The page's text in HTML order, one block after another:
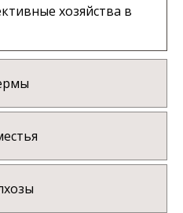
хозяйства в